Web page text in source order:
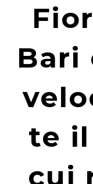
Bari
te
cui